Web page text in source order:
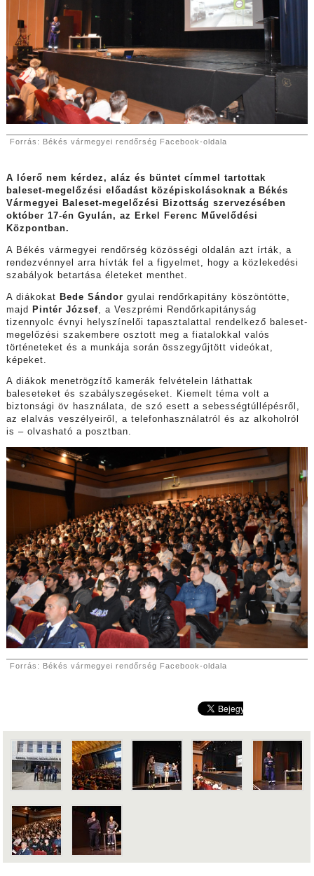
Forrás: Békés vármegyei rendőrség Facebook-oldala
A lóerő nem kérdez, aláz és büntet címmel tartottak
baleset-megelőzési előadást középiskolásoknak a Békés
Vármegyei Baleset-megelőzési Bizottság szervezésében
október 17-én Gyulán, az Erkel Ferenc Művelődési
Központban.
A Békés vármegyei rendőrség közösségi oldalán azt írták, a
rendezvénnyel arra hívták fel a figyelmet, hogy a közlekedési
szabályok betartása életeket menthet.
A diákokat Bede Sándor gyulai rendőrkapitány köszöntötte,
majd
Pintér József, a Veszprémi Rendőrkapitányság
tizennyolc évnyi helyszínelői tapasztalattal rendelkező baleset-
megelőzési szakembere osztott meg a fiatalokkal valós
történeteket és a munkája során összegyűjtött videókat,
képeket.
A diákok menetrögzítő kamerák felvételein láthattak
baleseteket és szabályszegéseket. Kiemelt téma volt a
biztonsági öv használata, de szó esett a sebességtúllépésről,
az elalvás veszélyeiről, a telefonhasználatról és az alkoholról
is – olvasható a posztban.
Forrás: Békés vármegyei rendőrség Facebook-oldala